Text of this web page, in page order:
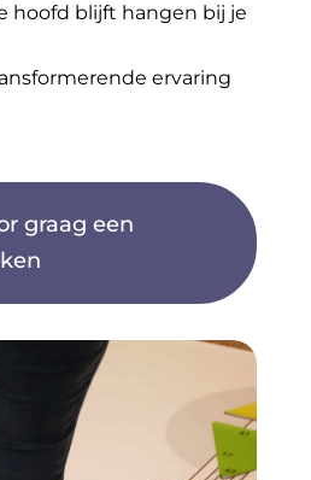
hoofd blijft hangen bij je
ervaring
graag een